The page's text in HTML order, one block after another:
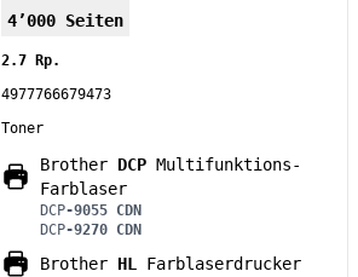
4’000 Seiten
2.7 Rp.
4977766679473
Toner
Brother DCP Multifunktions-
Farblaser
DCP-9055 CDN
DCP-9270 CDN
Brother HL Farblaserdrucker